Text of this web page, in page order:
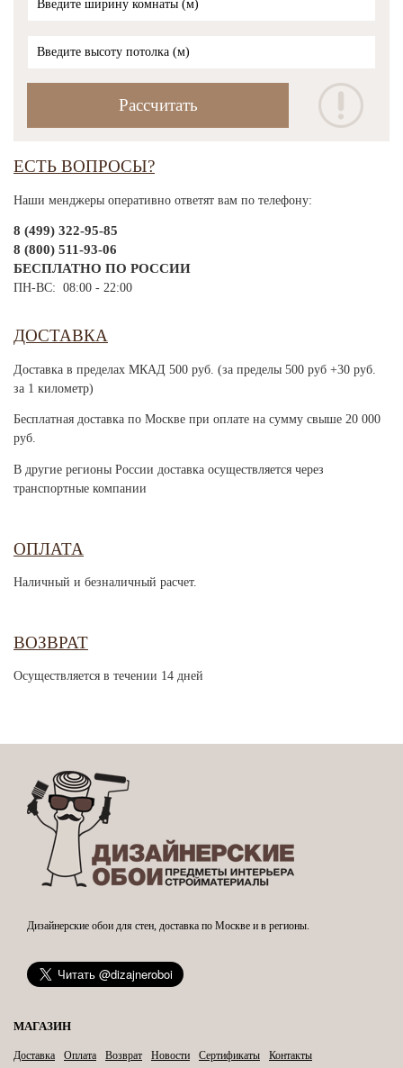
ЕСТЬ ВОПРОСЫ?
Наши менджеры оперативно ответят вам по телефону:
8 (499) 322-95-85
8 (800) 511-93-06
БЕСПЛАТНО ПО РОССИИ
ПН-ВС: 08:00 - 22:00
ДОСТАВКА
Доставка в пределах МКАД 500 руб. (за пределы 500 руб +30 руб.
за 1 километр)
Бесплатная доставка по Москве при оплате на сумму свыше 20 000
руб.
В другие регионы России доставка осуществляется через
транспортные компании
ОПЛАТА
Наличный и безналичный расчет.
ВОЗВРАТ
Осуществляется в течении 14 дней
Дизайнерские обои для стен, доставка по Москве и в регионы.
МАГАЗИН
Доставка Оплата Возврат Новости Сертификаты Контакты